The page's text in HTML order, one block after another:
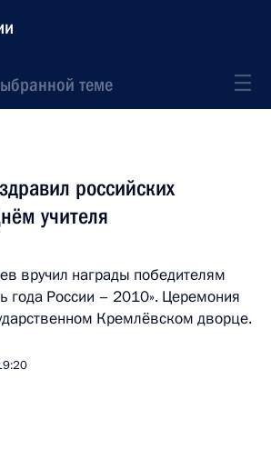
теме
российских
учителя
вручил награды победителям
года России – 2010». Церемония
Кремлёвском дворце.